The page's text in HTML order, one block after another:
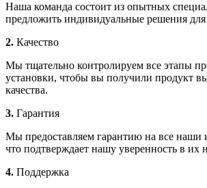
Наша команда состоит из опытных
предложить индивидуальные решения
2. Качество
Мы тщательно контролируем все этапы
установки, чтобы вы получили продукт
качества.
3. Гарантия
Мы предоставляем гарантию на все наши
что подтверждает нашу уверенность в их
4. Поддержка